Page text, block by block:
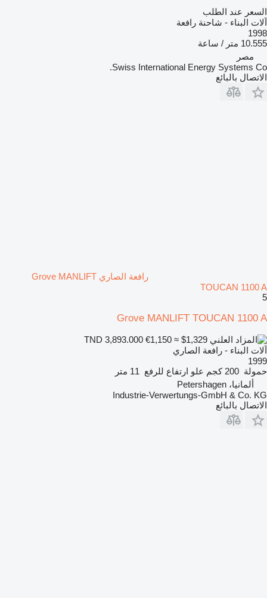
السعر عند الطلب
آلات البناء - شاحنة رافعة
1998
10.555 متر / ساعة
مصر
Swiss International Energy Systems Co.
الاتصال بالبائع
رافعة الصاري Grove MANLIFT
TOUCAN 1100 A
5
Grove MANLIFT TOUCAN 1100 A
€1,150 ≈ $1,329
آلات البناء - رافعة الصاري
1999
حمولة 200 كجم علو ارتفاع للرفع 11 متر
ألمانيا، Petershagen
Industrie-Verwertungs-GmbH & Co. KG
الاتصال بالبائع